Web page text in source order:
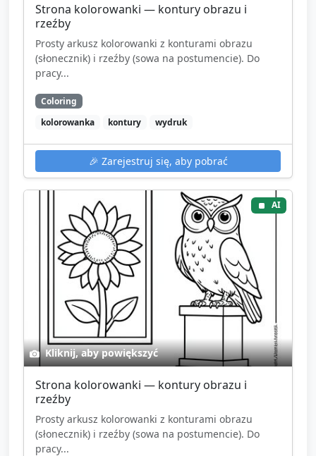
Strona kolorowanki — kontury obrazu i
rzeźby
Prosty arkusz kolorowanki z konturami obrazu
(słonecznik) i rzeźby (sowa na postumencie). Do
pracy...
Coloring
kolorowanka
kontury wydruk
🎉 Zarejestruj się, aby pobrać
AI
Kliknij, aby powiększyć
Strona kolorowanki — kontury obrazu i
rzeźby
Prosty arkusz kolorowanki z konturami obrazu
(słonecznik) i rzeźby (sowa na postumencie). Do
pracy...